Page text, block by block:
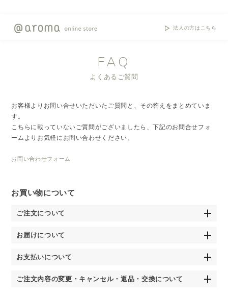
法人の方はこちら
FAQ
よくあるご質問
お客様よりお問い合せいただいたご質問と、その答えをまとめていま
す。
こちらに載っていないご質問がございましたら、下記のお問合せフォ
ームよりお気軽にお問い合わせください。
お問い合わせフォーム
お買い物について
ご注文について
お届けについて
お支払いについて
ご注文内容の変更・キャンセル・返品・交換について